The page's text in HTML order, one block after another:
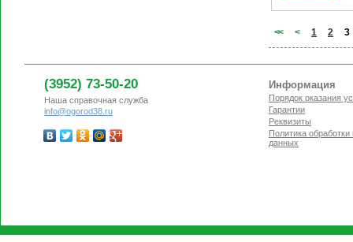
<< < 1 2 3
(3952) 73-50-20
Наша справочная служба
info@ogorod38.ru
Информация
Порядок оказания
Гарантии
Реквизиты
Политика
данных